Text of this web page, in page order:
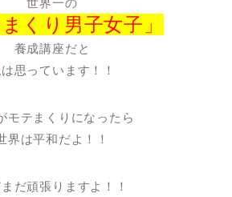
まくり男子女子」
養成講座だと
思っています！！
モテまくりになったら
界は平和だよ！！
だ頑張りますよ！！